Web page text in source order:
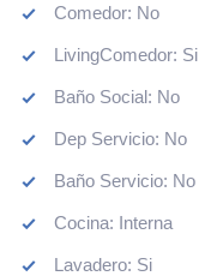
Comedor: No
LivingComedor: Si
Baño Social: No
Dep Servicio: No
Baño Servicio: No
Cocina: Interna
Lavadero: Si